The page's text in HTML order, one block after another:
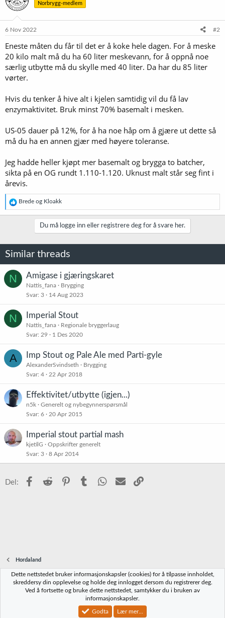
Norbrygg-medlem
6 Nov 2022 #2
Eneste måten du får til det er å koke hele dagen. For å meske
20 kilo malt må du ha 60 liter meskevann, for å oppnå noe
særlig utbytte må du skylle med 40 liter. Da har du 85 liter
vørter.
Hvis du tenker å hive alt i kjelen samtidig vil du få lav
enzymaktivitet. Bruk minst 70% basemalt i mesken.
US-05 dauer på 12%, for å ha noe håp om å gjære ut dette så
må du ha en annen gjær med høyere toleranse.
Jeg hadde heller kjøpt mer basemalt og brygga to batcher,
sikta på en OG rundt 1.110-1.120. Uknust malt står seg fint i
årevis.
R
e
a
n
e
r
Brede og Kloakk
Du må logge inn eller registrere deg for å svare her.
Similar threads
N Amigase i gjæringskaret
Nattis_fana
Brygging
Svar 3 14 Aug 2023
N Imperial Stout
Nattis_fana
Regionale bryggerlaug
Svar 29 1 Des 2020
A Imp Stout og Pale Ale med Parti-gyle
AlexanderSvindseth
Brygging
Svar 4 22 Apr 2018
Effektivitet/utbytte (igjen...)
n5k
Generelt og nybegynnerspørsmål
Svar 6 20 Apr 2015
Imperial stout partial mash
kjetilG
Oppskrifter generelt
Svar 3 8 Apr 2014
Del: Facebook
Reddit PinterestTumblr WhatsApp
E-post
Hordaland
Norbrygg-default
Vilkår og regler Personvernregler
Community platform by XenForo® © 2010-2023 XenForo Ltd.
Dette nettstedet bruker informasjonskapsler (cookies) for å tilpasse innholdet,
skreddersy din opplevelse og holde deg innlogget dersom du registrerer deg.
Ved å fortsette og bruke dette nettstedet, samtykker du i bruken av
informasjonskapsler.
Godta Lær mer...